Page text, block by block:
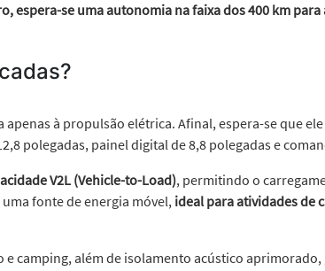
espera-se uma autonomiana faixa dos 400 km
apenas à propulsão elétrica. Afinal, espera-se que
polegadas, painel digital de 8,8 polegadas e
V2L(Vehicle-to-Load), permitindo o
fonte de energia móvel, ideal para atividades de
camping, além de isolamento acústico